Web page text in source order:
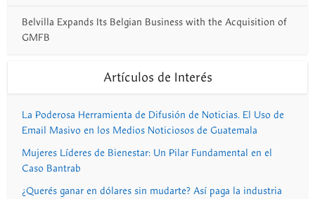
Belvilla Expands Its Belgian Business with the Acquisition of
GMFB
Artículos de Interés
La Poderosa Herramienta de Difusión de Noticias. El Uso de
Email Masivo en los Medios Noticiosos de Guatemala
Mujeres Líderes de Bienestar: Un Pilar Fundamental en el
Caso Bantrab
¿Querés ganar en dólares sin mudarte? Así paga la industria